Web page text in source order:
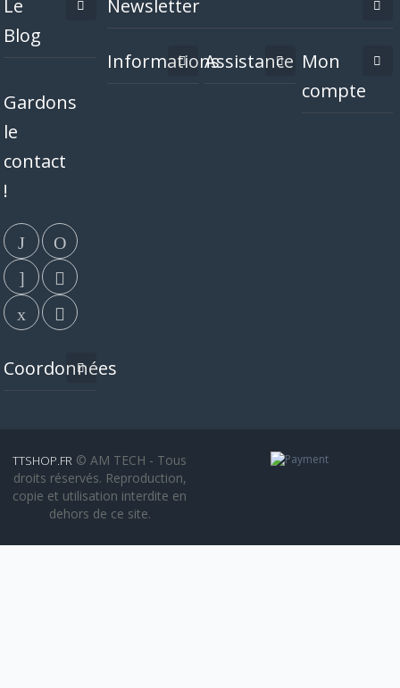
Le
Blog
Gardons
le
contact
!
Coordonnées
Newsletter
InformationsAssistance Mon
compte
TTSHOP.FR © AM TECH - Tous
droits réservés. Reproduction,
copie et utilisation interdite en
dehors de ce site.